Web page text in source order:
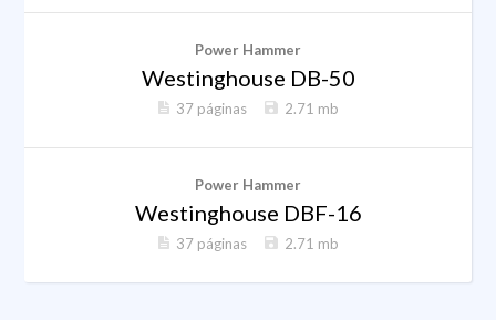
Power Hammer
Westinghouse DB-50
37 páginas 2.71 mb
Power Hammer
Westinghouse DBF-16
37 páginas 2.71 mb